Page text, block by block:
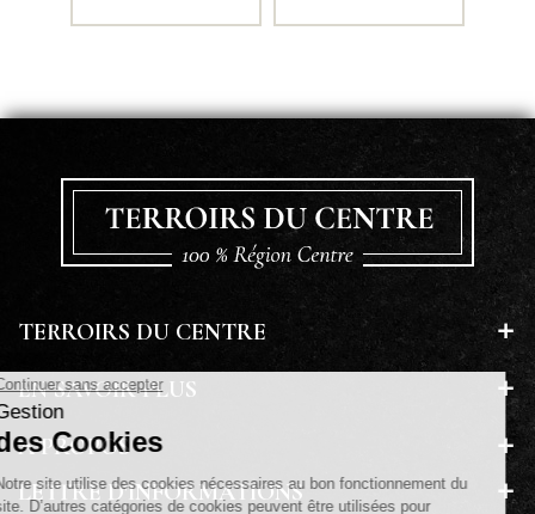
TERROIRS DU CENTRE
EN SAVOIR PLUS
A PROPOS
LETTRE D'INFORMATIONS